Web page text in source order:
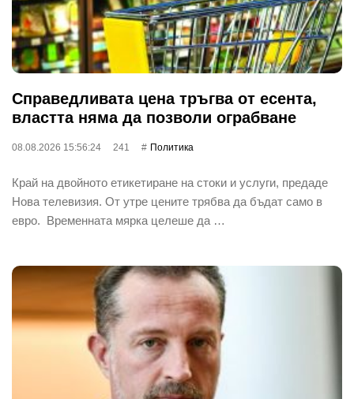
Справедливата цена тръгва от есента,
властта няма да позволи ограбване
08.08.2026 15:56:24 241 Политика
Край на двойното етикетиране на стоки и услуги, предаде
Нова телевизия. От утре цените трябва да бъдат само в
евро. Временната мярка целеше да …